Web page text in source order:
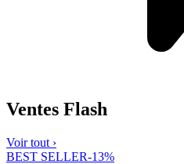
Ventes Flash
Voir tout ›
BEST SELLER-13%